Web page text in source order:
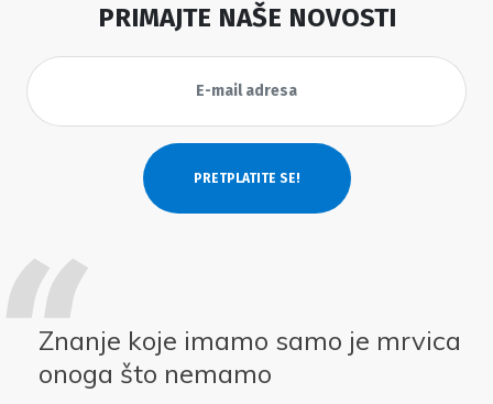
PRIMAJTE NAŠE NOVOSTI
Znanje koje imamo samo je mrvica
onoga što nemamo